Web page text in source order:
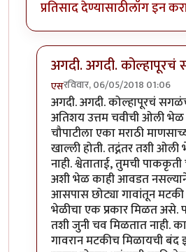
प्रतिसाद देण्यासाठीलॉग इन
अगदी. अगदी.
एसरविवार, 06/05/2018 01:06
In reply toही पाकृ एकदा
अगदी. अगदी. कोल्हापूरचं
अतिशय उत्तम चवीची ओली भेळ
चौपाटीला एका मराठी
खाल्ली होती. तद्नंतर तशी
नाही. श्वेताताई, तुमची
अशी भेळ काही आवडत नसल्याने
आसपास छोट्या गावांतून
भेळीचा एक प्रकार मिळत असे.
तशी जुनी चव मिळतात नाही.
गावरान मटकीच मिळायची